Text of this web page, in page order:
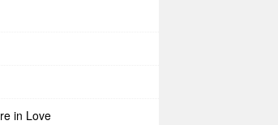
in Love